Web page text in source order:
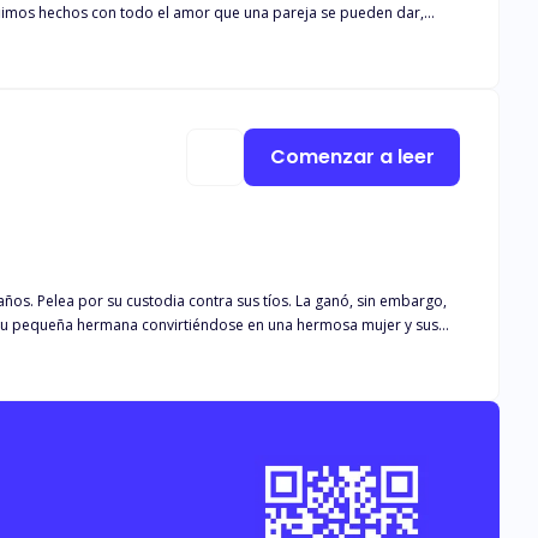
hechos con todo el amor que una pareja se pueden dar,
sus palabras me hicieron entrar en depresión, también me
Pelea por su custodia contra sus tíos. La ganó, sin embargo,
pequeña hermana convirtiéndose en una hermosa mujer y sus
junto a ella. Sin saber que la daña en el proceso, también
Comenzar a leer